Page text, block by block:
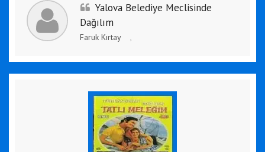
Yalova Belediye Meclisinde
Dağılım
Faruk Kırtay ,